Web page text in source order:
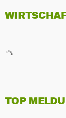
TOP